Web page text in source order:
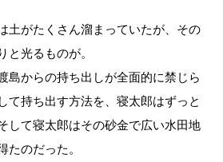
土がたくさん溜まっていたが、その
と光るものが。
島からの持ち出しが全面的に禁じら
て持ち出す方法を、寝太郎はずっと
して寝太郎はその砂金で広い水田地
たのだった。